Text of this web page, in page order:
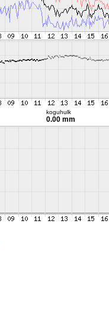
koguhulk
0.00 mm